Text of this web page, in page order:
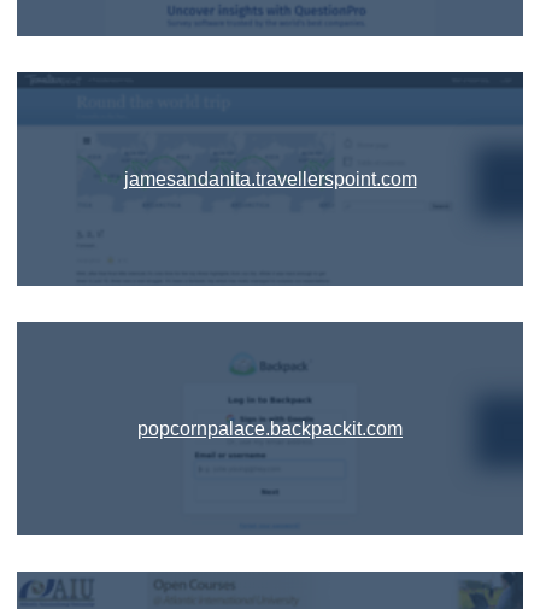
jamesandanita.travellerspoint.com
popcornpalace.backpackit.com